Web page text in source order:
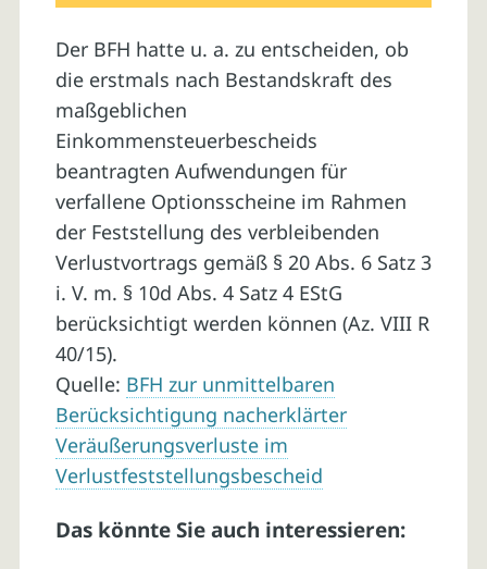
Der BFH hatte u. a. zu entscheiden, ob
die erstmals nach Bestandskraft des
maßgeblichen
Einkommensteuerbescheids
beantragten Aufwendungen für
verfallene Optionsscheine im Rahmen
der Feststellung des verbleibenden
Verlustvortrags gemäß § 20 Abs. 6 Satz 3
i. V. m. § 10d Abs. 4 Satz 4 EStG
berücksichtigt werden können (Az. VIII R
40/15).
Quelle: BFH zur unmittelbaren
Berücksichtigung nacherklärter
Veräußerungsverluste im
Verlustfeststellungsbescheid
Das könnte Sie auch interessieren: